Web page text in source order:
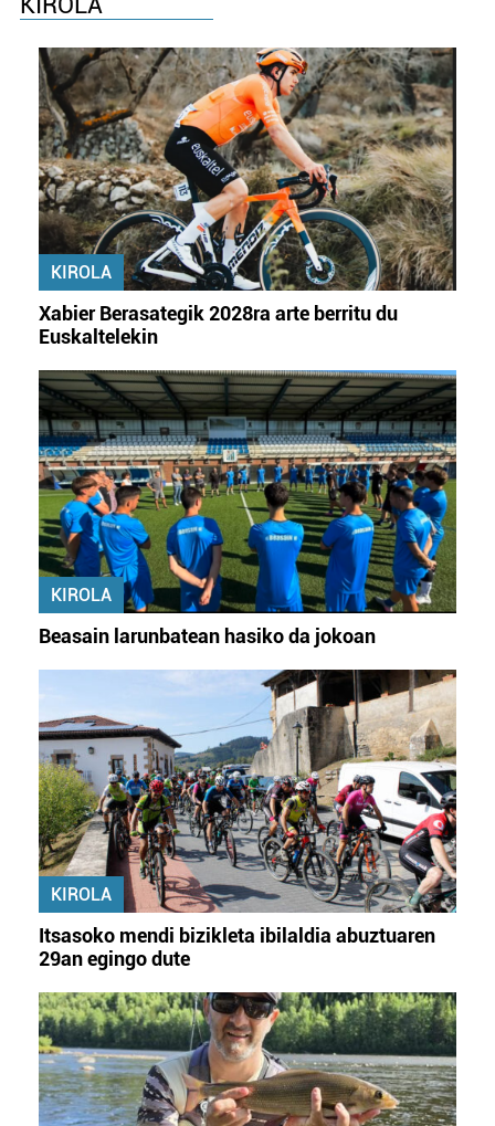
KIROLA
Xabier Berasategik 2028ra arte berritu du
Euskaltelekin
KIROLA
Beasain larunbatean hasiko da jokoan
KIROLA
Itsasoko mendi bizikleta ibilaldia abuztuaren
29an egingo dute